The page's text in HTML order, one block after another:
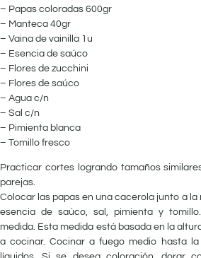
– Papas coloradas 600gr
– Manteca 40gr
– Vaina de vainilla 1u
– Esencia de saúco
– Flores de zucchini
– Flores de saúco
– Agua c/n
– Sal c/n
– Pimienta blanca
– Tomillo fresco
Practicar cortes logrando tamaños
parejas.
Colocar las papas en una cacerola junto a la
esencia de saúco, sal, pimienta y
medida. Esta medida está basada en la
a cocinar. Cocinar a fuego medio hasta